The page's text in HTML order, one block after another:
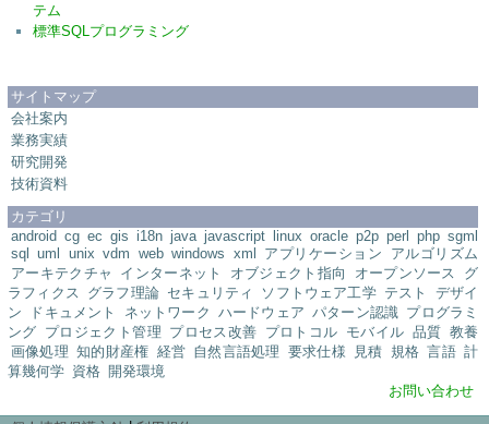
テム
標準SQLプログラミング
サイトマップ
会社案内
業務実績
研究開発
技術資料
カテゴリ
android cg ec gis i18n java javascript linux oracle p2p perl php sgml
sql uml unix vdm web windows xml アプリケーション
アルゴリズム
アーキテクチャ
インターネット オブジェクト指向 オープンソース
グ
ラフィクス
グラフ理論 セキュリティ ソフトウェア工学 テスト
デザイ
ン
ドキュメント ネットワーク ハードウェア パターン認識 プログラミ
ング プロジェクト管理 プロセス改善 プロトコル モバイル 品質 教養
画像処理 知的財産権 経営 自然言語処理 要求仕様 見積 規格 言語 計
算幾何学 資格 開発環境
お問い合わせ